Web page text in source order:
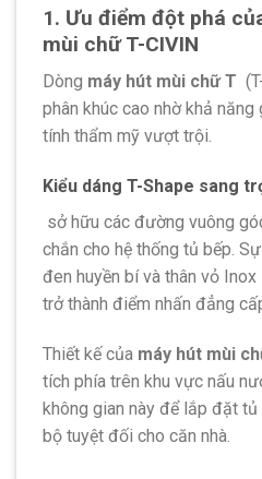
1. Ưu điểm đột phá
mùi chữ T-CIVIN
Dòng máy hút mùi chữ T
phân khúc cao nhờ khả
tính thẩm mỹ vượt trội.
Kiểu dáng T-Shape sang
sở hữu các đường vuông
chắn cho hệ thống tủ bếp.
đen huyền bí và thân vỏ
trở thành điểm nhấn đẳng
Thiết kế của máy hút mùi
tích phía trên khu vực nấu
không gian này để lắp đặt
bộ tuyệt đối cho căn nhà.